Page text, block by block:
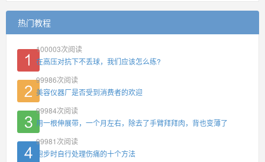
热门教程
100003次阅读
在高压对抗下不丢球，我们应该怎么练?
99986次阅读
美容仪器厂是否受到消费者的欢迎
99984次阅读
用一根伸展带，一个月左右，除去了手臂拜拜肉，背也变薄了
99981 次阅读
跑步时自行处理伤痛的十个方法